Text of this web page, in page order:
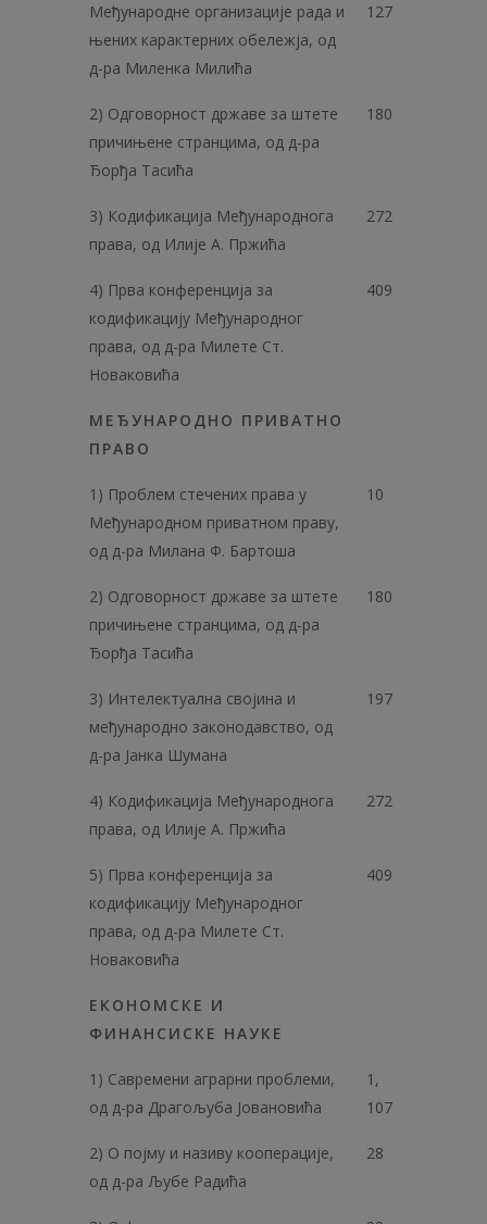
Међународне организације рада и
њених карактерних обележја, од
д-ра Миленка Милића
127
2) Одговорност државе за штете
причињене странцима, од д-ра
Ђорђа Тасића
180
3) Кодификација Међународнога
права, од Илије А. Пржића
272
4) Прва конференција за
кодификацију Међународног
права, од д-ра Милете Ст.
Новаковића
409
МЕЂУНАРОДНО ПРИВАТНО
ПРАВО
1) Проблем стечених права у
Међународном приватном праву,
од д-ра Милана Ф. Бартоша
10
2) Одговорност државе за штете
причињене странцима, од д-ра
Ђорђа Тасића
180
3) Интелектуална својина и
међународно законодавство, од
д-ра Јанка Шумана
197
4) Кодификација Међународнога
права, од Илије А. Пржића
272
5) Прва конференција за
кодификацију Међународног
права, од д-ра Милете Ст.
Новаковића
409
ЕКОНОМСКЕ И
ФИНАНСИСКЕ НАУКЕ
1) Савремени аграрни проблеми,
од д-ра Драгољуба Јовановића
1,
107
2) О појму и називу кооперације,
од д-ра Љубе Радића
28